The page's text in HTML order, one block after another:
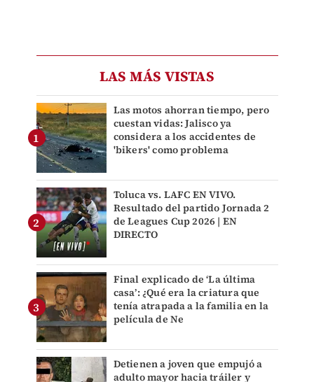
LAS MÁS VISTAS
Las motos ahorran tiempo, pero
cuestan vidas: Jalisco ya
considera a los accidentes de
'bikers' como problema
Toluca vs. LAFC EN VIVO.
Resultado del partido Jornada 2
de Leagues Cup 2026 | EN
DIRECTO
Final explicado de ‘La última
casa’: ¿Qué era la criatura que
tenía atrapada a la familia en la
película de Ne
Detienen a joven que empujó a
adulto mayor hacia tráiler y